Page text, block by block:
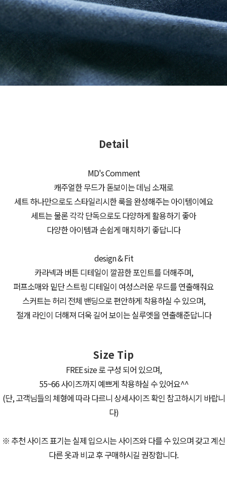
Detail
MD's Comment
캐주얼한 무드가 돋보이는 데님 소재로
세트 하나만으로도 스타일리시한 룩을 완성해주는 아이템이에요
세트는 물론 각각 단독으로도 다양하게 활용하기 좋아
다양한 아이템과 손쉽게 매치하기 좋답니다
design & Fit
카라넥과 버튼 디테일이 깔끔한 포인트를 더해주며,
퍼프소매와 밑단 스트링 디테일이 여성스러운 무드를 연출해줘요
스커트는 허리 전체 밴딩으로 편안하게 착용하실 수 있으며,
절개 라인이 더해져 더욱 길어 보이는 실루엣을 연출해준답니다
Size Tip
FREE size 로 구성 되어 있으며,
55~66 사이즈까지 예쁘게 착용하실 수 있어요^^
(단, 고객님들의 체형에 따라 다르니 상세사이즈 확인 참고하시기 바랍니
다)
※ 추천 사이즈 표기는 실제 입으시는 사이즈와 다를 수 있으며 갖고 계신
다른 옷과 비교 후 구매하시길 권장합니다.